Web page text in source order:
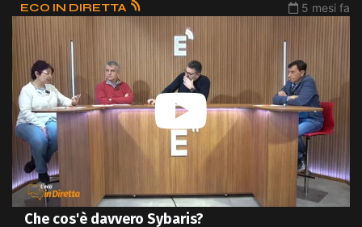
ECO IN DIRETTA 5 mesi fa
Che cos'è davvero Sybaris?